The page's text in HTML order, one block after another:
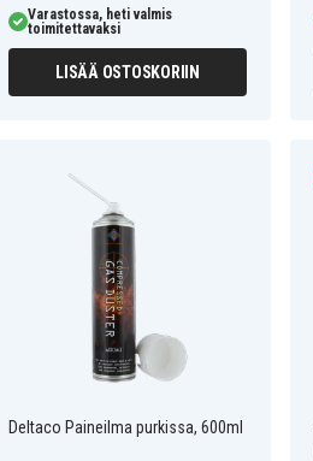
Varastossa, heti valmis
toimitettavaksi
LISÄÄ OSTOSKORIIN
Deltaco Paineilma purkissa, 600ml